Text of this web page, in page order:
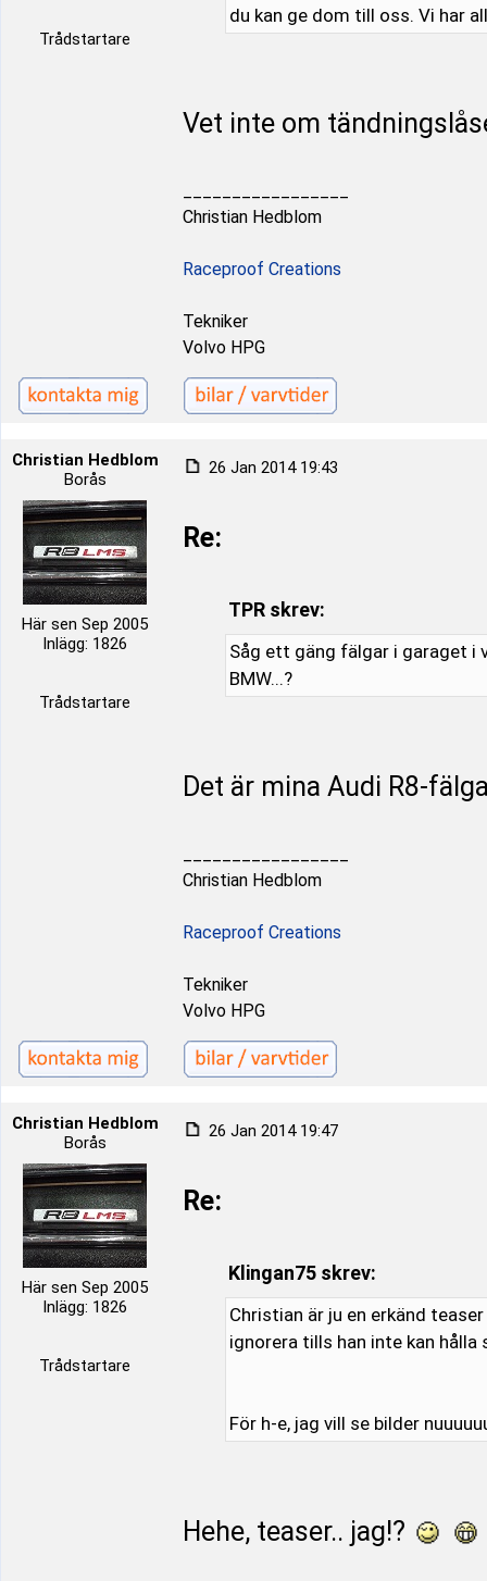
Trådstartare
du kan ge dom till oss. Vi har
Vet inte om
Christian Hedblom
Raceproof Creations
Tekniker
Volvo HPG
Christian Hedblom
Borås
Här sen Sep 2005
Inlägg: 1826
Trådstartare
26 Jan 2014 19:43
Re:
TPR skrev:
Såg ett gäng fälgar i garaget i
BMW...?
Det är mina Audi R8-
Christian Hedblom
Raceproof Creations
Tekniker
Volvo HPG
Christian Hedblom
Borås
Här sen Sep 2005
Inlägg: 1826
Trådstartare
26 Jan 2014 19:47
Re:
Klingan75 skrev:
Christian är ju en erkänd
ignorera tills han inte kan
För h-e, jag vill se bilder
Hehe, teaser.. jag!?